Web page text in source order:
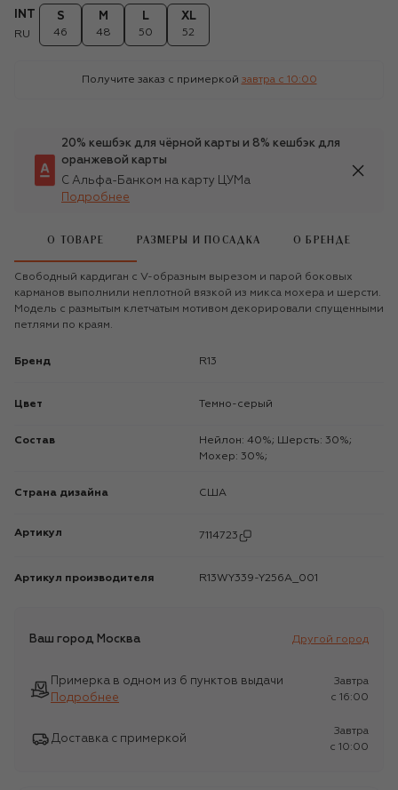
INT
RU
S
46
M
48
L
50
XL
52
Получите заказ с примеркой завтра c 10:00
20% кешбэк для чёрной карты и 8% кешбэк для
оранжевой карты
С Альфа-Банком на карту ЦУМа
Подробнее
О ТОВАРЕ РАЗМЕРЫ И ПОСАДКА О БРЕНДЕ
Свободный кардиган с V-образным вырезом и парой боковых
карманов выполнили неплотной вязкой из микса мохера и шерсти.
Модель с размытым клетчатым мотивом декорировали спущенными
петлями по краям.
Бренд R13
Цвет Темно-серый
Состав
Нейлон: 40%; Шерсть: 30%;
Мохер: 30%;
Страна дизайна США
Артикул 7114723
Артикул производителя R13WY339-Y256A_001
Ваш город Москва Другой город
Примерка в одном из 6 пунктов выдачи
Подробнее
Завтра
c 16:00
Доставка с примеркой
Завтра
c 10:00